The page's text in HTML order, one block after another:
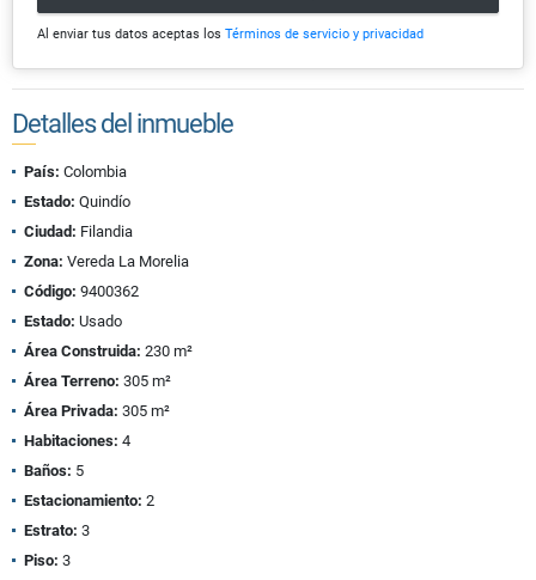
Al enviar tus datos aceptas los Términos de servicio y privacidad
Detalles del inmueble
País: Colombia
Estado: Quindío
Ciudad: Filandia
Zona: Vereda La Morelia
Código: 9400362
Estado: Usado
Área Construida: 230 m²
Área Terreno: 305 m²
Área Privada: 305 m²
Habitaciones: 4
Baños: 5
Estacionamiento: 2
Estrato: 3
Piso: 3